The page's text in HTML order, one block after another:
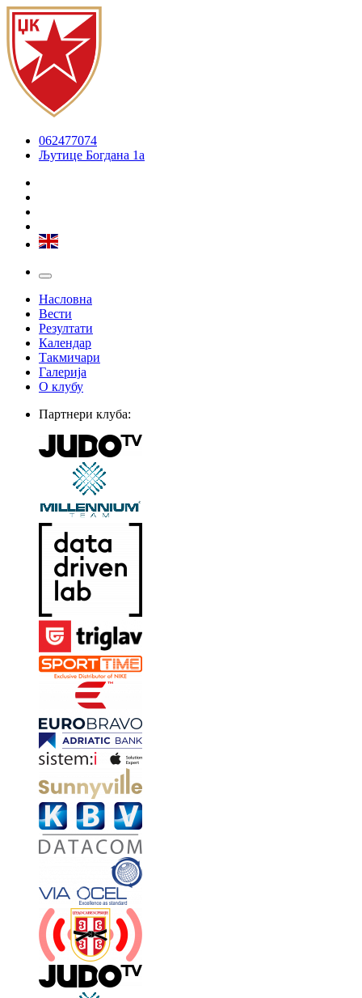
062477074
Љутице Богдана 1а
Насловна
Вести
Резултати
Календар
Такмичари
Галерија
О клубу
Партнери клуба: